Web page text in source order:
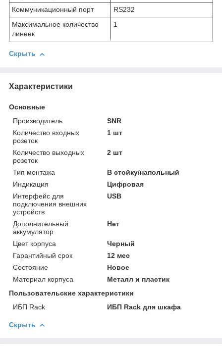
Коммуникационный порт
RS232
Максимальное количество
линеек
1
Скрыть
Характеристики
Основные
Производитель
SNR
Количество входных
розеток
1 шт
Количество выходных
розеток
2 шт
Тип монтажа
В стойку/напольный
Индикация
Цифровая
Интерфейс для
подключения внешних
устройств
USB
Дополнительный
аккумулятор
Нет
Цвет корпуса
Черный
Гарантийный срок
12 мес
Состояние
Новое
Материал корпуса
Металл и пластик
Пользовательские характеристики
ИБП Rack
ИБП Rack для шкафа
Скрыть